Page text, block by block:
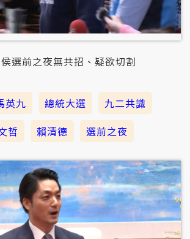
選前之夜無共招、疑欲切割
英九 總統大選
九二共識
哲 賴清德 選前之夜